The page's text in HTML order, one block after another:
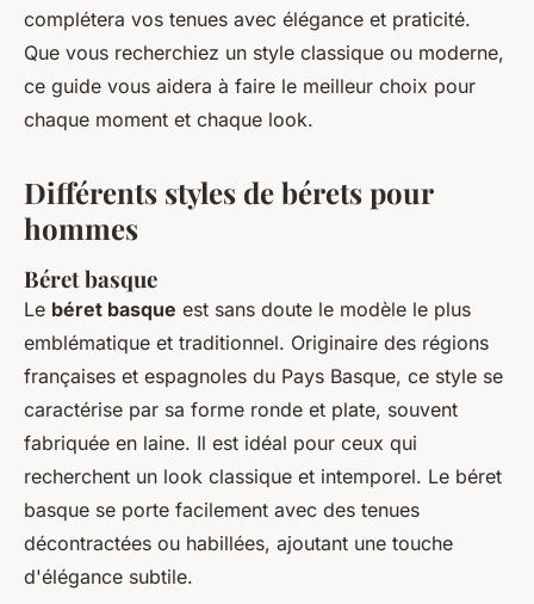
complétera vos tenues avec élégance et praticité.
Que vous recherchiez un style classique ou moderne,
ce guide vous aidera à faire le meilleur choix pour
chaque moment et chaque look.
Différents styles de bérets pour
hommes
Béret basque
Le béret basque est sans doute le modèle le plus
emblématique et traditionnel. Originaire des régions
françaises et espagnoles du Pays Basque, ce style se
caractérise par sa forme ronde et plate, souvent
fabriquée en laine. Il est idéal pour ceux qui
recherchent un look classique et intemporel. Le béret
basque se porte facilement avec des tenues
décontractées ou habillées, ajoutant une touche
d'élégance subtile.